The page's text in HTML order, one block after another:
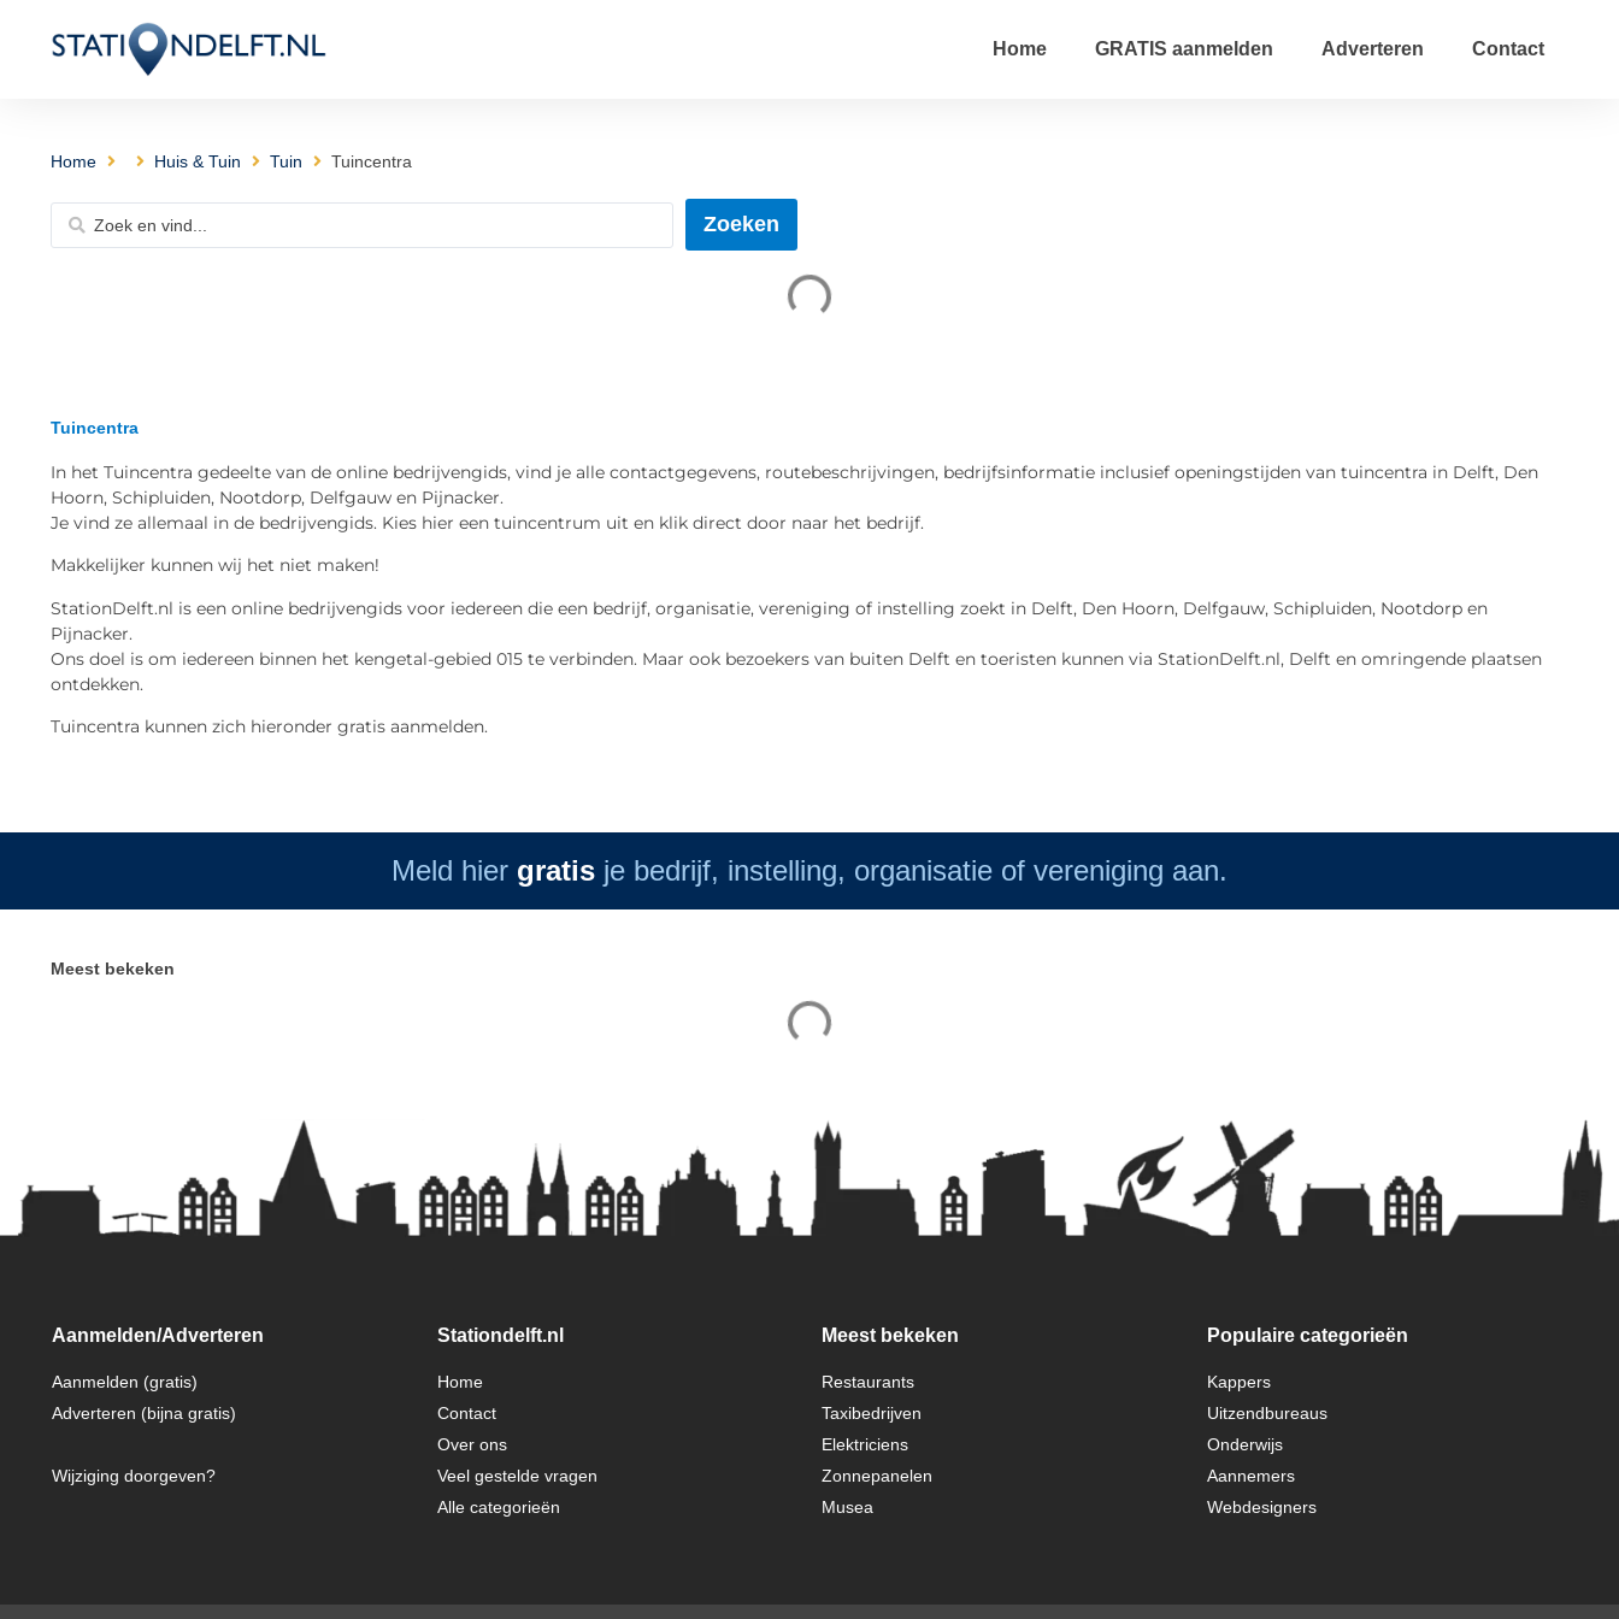
Home GRATIS aanmelden Adverteren Contact
Home Huis & Tuin Tuin Tuincentra
Zoeken
Tuincentra
In het Tuincentra gedeelte van de online bedrijvengids, vind je alle contactgegevens, routebeschrijvingen, bedrijfsinformatie inclusief openingstijden van tuincentra in Delft, Den
Hoorn, Schipluiden, Nootdorp, Delfgauw en Pijnacker.
Je vind ze allemaal in de bedrijvengids. Kies hier een tuincentrum uit en klik direct door naar het bedrijf.
Makkelijker kunnen wij het niet maken!
StationDelft.nl is een online bedrijvengids voor iedereen die een bedrijf, organisatie, vereniging of instelling zoekt in Delft, Den Hoorn, Delfgauw, Schipluiden, Nootdorp en
Pijnacker.
Ons doel is om iedereen binnen het kengetal-gebied 015 te verbinden. Maar ook bezoekers van buiten Delft en toeristen kunnen via StationDelft.nl, Delft en omringende plaatsen
ontdekken.
Tuincentra kunnen zich hieronder gratis aanmelden.
Meld hier gratis je bedrijf, instelling, organisatie of vereniging aan.
Meest bekeken
Aanmelden/Adverteren
Aanmelden (gratis)
Adverteren (bijna gratis)
Wijziging doorgeven?
Stationdelft.nl
Home
Contact
Over ons
Veel gestelde vragen
Alle categorieën
Meest bekeken
Restaurants
Taxibedrijven
Elektriciens
Zonnepanelen
Musea
Populaire categorieën
Kappers
Uitzendbureaus
Onderwijs
Aannemers
Webdesigners